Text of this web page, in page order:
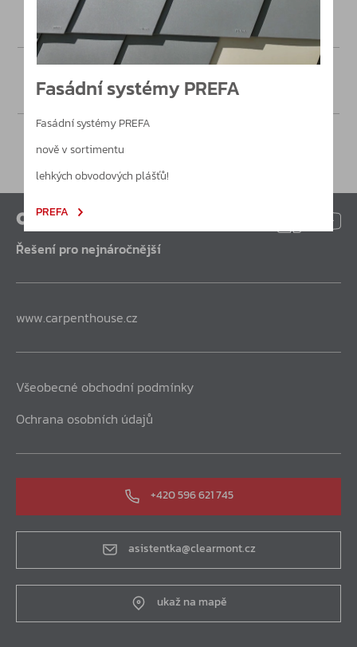
Fasádní systémy PREFA
Fasádní systémy PREFA
nově v sortimentu
lehkých obvodových plášťů!
PREFA
Poptávka
Řešení pro nejnáročnější
www.carpenthouse.cz
Všeobecné obchodní podmínky
Ochrana osobních údajů
+420 596 621 745
asistentka@clearmont.cz
ukaž na mapě